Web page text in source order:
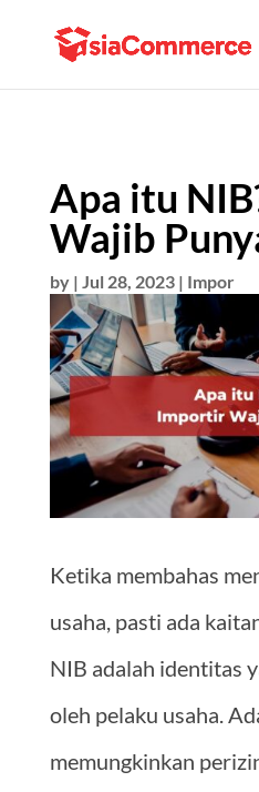
Apa itu
Wajib
by | Jul 28, 2023| Impor
Ketika membahas
usaha, pasti ada
NIB adalah identitas
oleh pelaku usaha.
memungkinkan